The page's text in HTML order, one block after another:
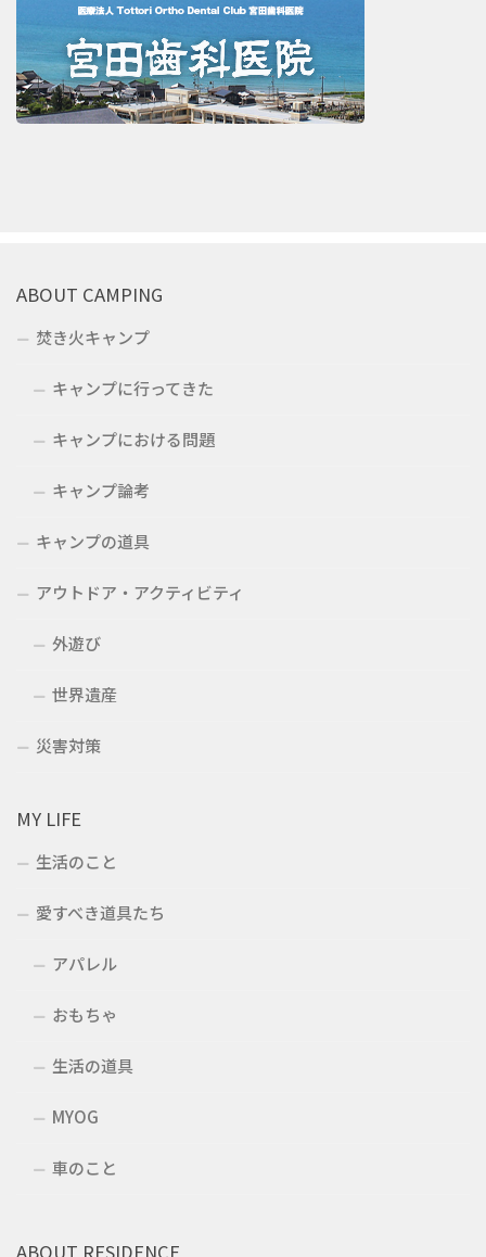
ABOUT CAMPING
焚き火キャンプ
キャンプに行ってきた
キャンプにおける問題
キャンプ論考
キャンプの道具
アウトドア・アクティビティ
外遊び
世界遺産
災害対策
MY LIFE
生活のこと
愛すべき道具たち
アパレル
おもちゃ
生活の道具
MYOG
車のこと
ABOUT RESIDENCE